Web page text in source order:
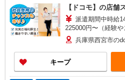
【ドコモ】の店舗
派遣期間中時給
225000円〜（経験
代支給 ★交通費別途支給
○。・゜+゜・。○。
給(規定有) お友達を紹介頂くと, インセンティブ支
給(規定有) ★月2回払い・週払い可能（規程有）★
゜・。○。・゜+゜
兵庫県西宮市の
キープ